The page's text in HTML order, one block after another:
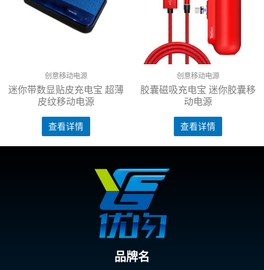
创意移动电源
迷你带数显贴皮充电宝 超薄
皮纹移动电源
查看详情
创意移动电源
胶囊磁吸充电宝 迷你胶囊移
动电源
查看详情
品牌名